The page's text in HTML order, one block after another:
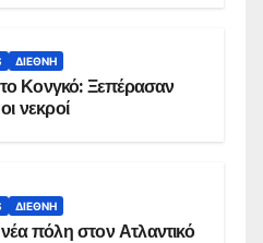
ΔΙΕΘΝΉ
Κονγκό: Ξεπέρασαν
νεκροί
ΔΙΕΘΝΉ
πόλη στον Ατλαντικό